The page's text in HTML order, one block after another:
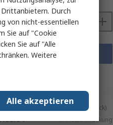
Hinzufügen
(1 Packung mit 25 Stück)
CHF.68.64/Packung
Durch
von nicht-essentiellen
Sie auf "Cookie
Sie auf "Alle
Weitere
Alle akzeptieren